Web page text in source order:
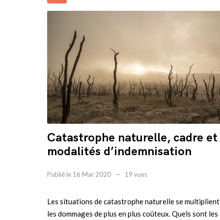
Catastrophe naturelle, cadre et
modalités d’indemnisation
Publié le 16 Mar 2020 19 vues
Les situations de catastrophe naturelle se
les dommages de plus en plus coûteux. Quels sont les